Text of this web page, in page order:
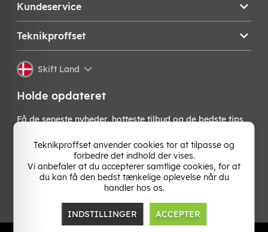
Kundeservice
Teknikproffset
Skift Land
Holde opdateret
Få de seneste nyheder, hotteste tilbud og de bedste tips
nyhedsbrev!
OK
Teknikproffset anvender cookies tor at tilpasse og
forbedre det indhold der vises.
Vi anbefaler at du accepterer samtlige cookies, for at
du kan få den bedst tænkelige oplevelse når du
handler hos os.
INDSTILLINGER ACCEPTER